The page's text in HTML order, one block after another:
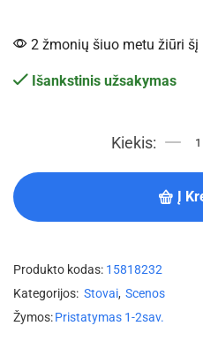
2 žmonių šiuo metu žiūri šį
Išankstinis užsakymas
Į
Produkto kodas: 15818232
Kategorijos: Stovai, Scenos
Žymos:Pristatymas 1-2sav.